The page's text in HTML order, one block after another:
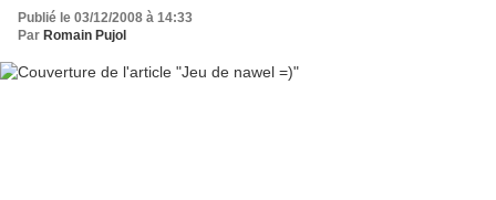
Publié le 03/12/2008 à 14:33
Par Romain Pujol